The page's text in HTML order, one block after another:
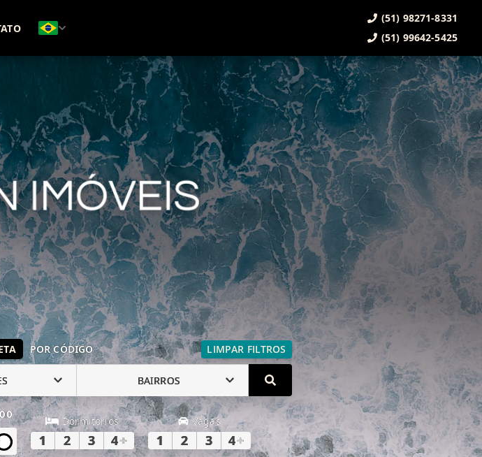
(51) 99642-5425
(51) 98271-8331
(51) 99642-5425
POR CÓDIGO LIMPAR FILTROS
BAIRROS
Dormitórios
1 2 3 4+
Vagas
1 2 3 4+